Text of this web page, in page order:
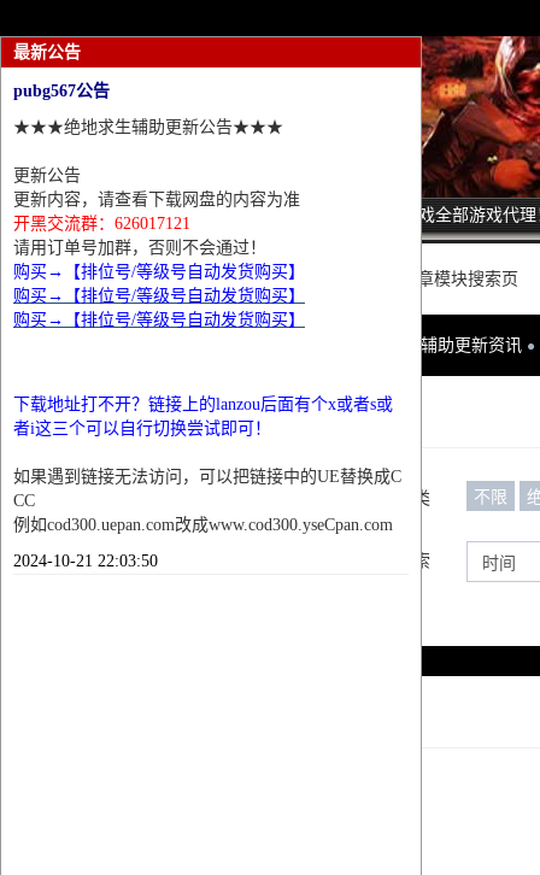
最新公告
pubg567公告
★★★绝地求生辅助更新公告★★★
更新公告
更新内容，请查看下载网盘的内容为准
开黑交流群：626017121
请用订单号加群，否则不会通过！
购买→【排位号/等级号自动发货购买】
购买→【排位号/等级号自动发货购买】
购买→【排位号/等级号自动发货购买】
下载地址打不开？链接上的lanzou后面有个x或者s或
者i这三个可以自行切换尝试即可！
如果遇到链接无法访问，可以把链接中的UE替换成C
CC
例如cod300.uepan.com改成www.cod300.yseCpan.com
2024-10-21 22:03:50
诚招热门游戏全部游戏代
这里是普通文章模块搜索页
辅助更新资讯
条件筛选
栏目分类 不限
内容搜索